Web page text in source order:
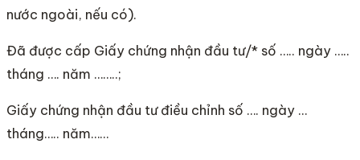
nước ngoài, nếu có).
Đã được cấp Giấy chứng nhận đầu tư/* số ….. ngày …..
tháng …. năm ……..;
Giấy chứng nhận đầu tư điều chỉnh số …. ngày …
tháng….. năm……